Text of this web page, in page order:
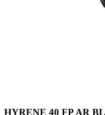
HYRENE 40 FP AR